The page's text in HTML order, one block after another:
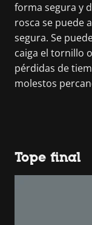
forma segura y
rosca se puede
segura. Se
caiga el tornillo
pérdidas de
molestos
Tope final